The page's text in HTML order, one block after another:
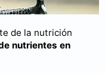
de la nutrición
nutrientes en